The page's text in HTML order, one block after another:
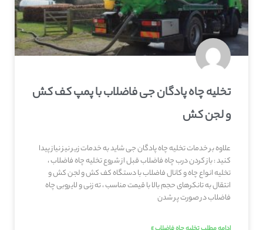
تخلیه چاه پادگان جی فاضلاب با پمپ کف کش
و لجن کش
علاوه بر خدمات تخلیه چاه پادگان جی شاید به خدمات زیر نیز نیاز پیدا
کنید : باز کردن درب چاه فاضلاب قبل از شروع تخلیه چاه فاضلاب ،
تخلیه انواع چاه و کانال فاضلاب با دستگاه کف کش و لجن کش و
انتقال به تانکرهای حجم بالا با قیمت مناسب ، ته زنی و لایروبی چاه
فاضلاب در صورت پر شدن